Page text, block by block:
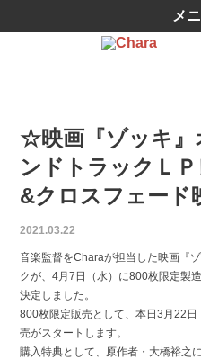
メ
☆映画『ゾッキ』
ンドトラックＬ
&クロスフェード
2021.03.22
音楽監督をCharaが担当した映画『
クが、4月7日（水）に800枚限定製
決定しました。
800枚限定販売として、本日3月22
売がスタートします。
購入特典として、原作者・大橋裕之